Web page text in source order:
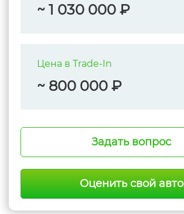
~ 1 030 000 ₽
Цена в Trade-In
~ 800 000 ₽
Задать вопрос
Оценить свой авто